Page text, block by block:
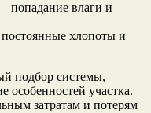
попадание влаги и
хлопоты и
подбор системы,
особенностей участка.
затратам и потерям